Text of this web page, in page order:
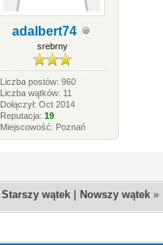
adalbert74
srebrny
Liczba postów: 960
Liczba wątków: 11
Dołączył: Oct 2014
Reputacja:19
Miejscowość: Poznań
Starszy wątek Nowszy wątek »